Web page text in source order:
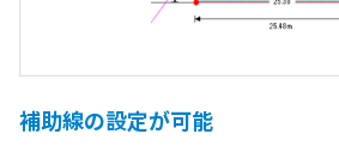
補助線の設定が可能